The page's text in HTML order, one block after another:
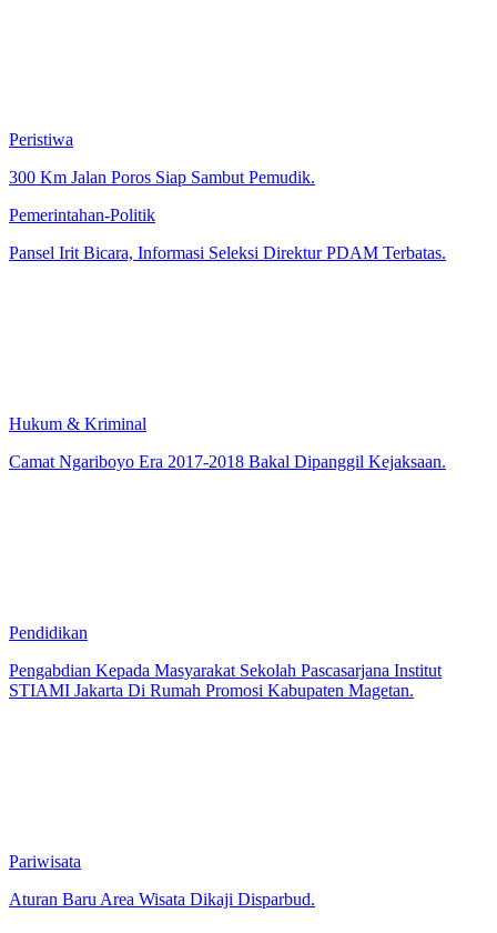
Peristiwa
300 Km Jalan Poros Siap Sambut Pemudik.
Pemerintahan-Politik
Pansel Irit Bicara, Informasi Seleksi Direktur PDAM Terbatas.
Hukum & Kriminal
Camat Ngariboyo Era 2017-2018 Bakal Dipanggil Kejaksaan.
Pendidikan
Pengabdian Kepada Masyarakat Sekolah Pascasarjana Institut
STIAMI Jakarta Di Rumah Promosi Kabupaten Magetan.
Pariwisata
Aturan Baru Area Wisata Dikaji Disparbud.